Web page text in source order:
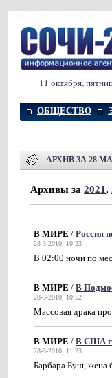
11 октября,
ОБЩЕСТВО
АРХИВ ЗА 28
Архивы за 2021,
В МИРЕ / Россия
28-3-2010, 10:23
В 02:00 ночи по
В МИРЕ / В
28-3-2010, 10:52
Массовая драка
В МИРЕ / В США
28-3-2010, 11:23
Барбара Буш, жена